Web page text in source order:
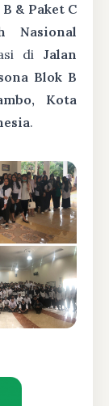
& Paket C
Nasional
diJalan
Blok B
Kota
.